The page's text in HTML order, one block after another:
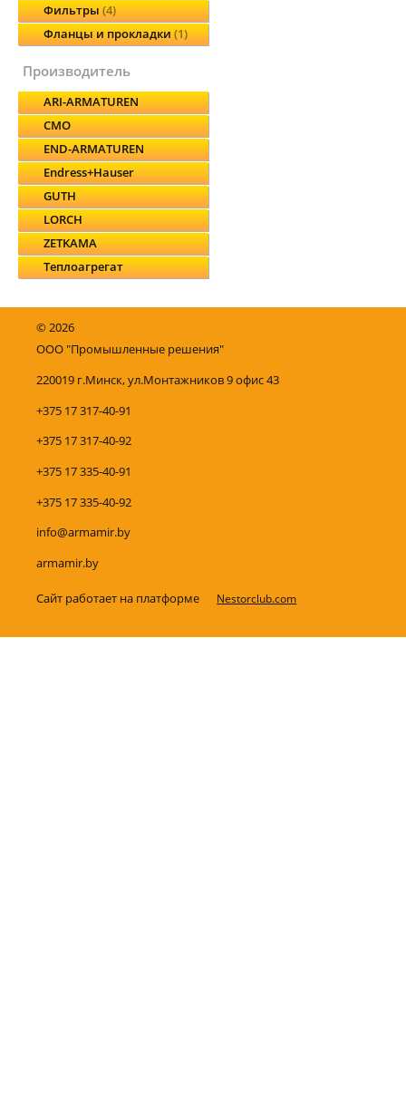
Фильтры 4
Фланцы и прокладки 1
производитель
ARI-ARMATUREN
CMO
END-ARMATUREN
Endress+Hauser
GUTH
LORCH
ZETKAMA
Теплоагрегат
©2026
ООО "Промышленные решения"
220019 г.Минск, ул.Монтажников 9 офис 43
+375 17 317-40-91
+375 17 317-40-92
+375 17 335-40-91
+375 17 335-40-92
info@armamir.by
armamir.by
Сайт работает на платформе Nestorclub.com